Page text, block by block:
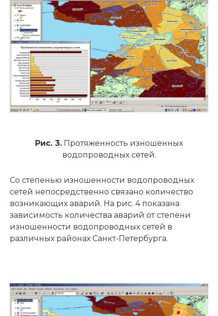
Рис. 3. Протяженность изношенных
водопроводных сетей.
Со степенью изношенности водопроводных
сетей непосредственно связано количество
возникающих аварий. На рис. 4 показана
зависимость количества аварий от степени
изношенности водопроводных сетей в
различных районах Санкт-Петербурга.